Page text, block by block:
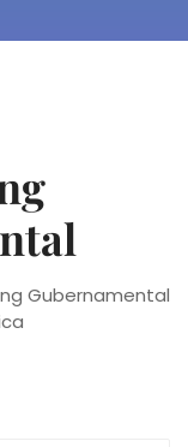
Gubernamental